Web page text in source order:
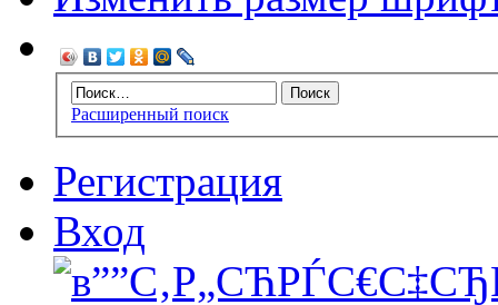
Расширенный поиск
Регистрация
Вход